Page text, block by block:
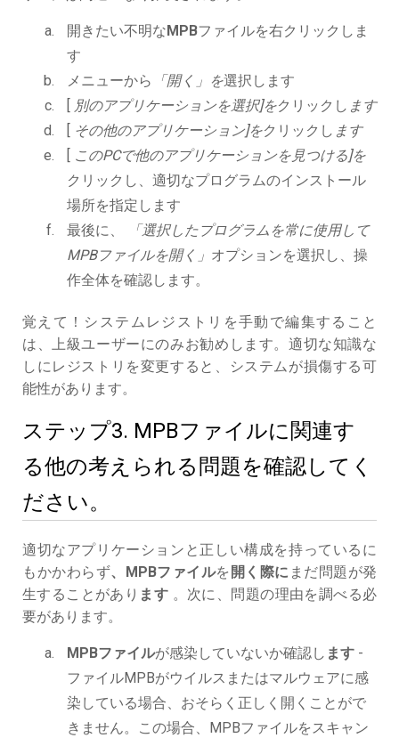
開きたい不明なMPBファイルを右クリックしま
す
メニューから
「開く」を選択します
[ 別のアプリケーションを選択]をクリックし ます
[ その他のアプリケーション]をクリックし ます
[ このPCで他のアプリケーションを見つける]を
クリックし、適切なプログラムのインストール
場所を指定します
最後に、
「選択したプログラムを常に使用して
MPBファイルを開く」 オプションを選択し、操
作全体を確認します。
覚えて！システムレジストリを手動で編集すること
は、上級ユーザーにのみお勧めします。適切な知識な
しにレジストリを変更すると、システムが損傷する可
能性があります。
ステップ3. MPBファイルに関連す
る他の考えられる問題を確認してく
ださい。
適切なアプリケーションと正しい構成を持っているに
もかかわらず、MPBファイルを 開く際に まだ問題が発
生することがあり ます 。次に、問題の理由を調べる必
要があります。
MPBファイルが感染していないか確認し ます -
ファイルMPBがウイルスまたはマルウェアに感
染している場合、おそらく正しく開くことがで
きません。この場合、MPBファイルをスキャン